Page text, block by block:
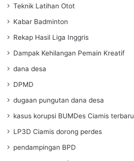
Teknik Latihan Otot
Kabar Badminton
Rekap Hasil Liga Inggris
Dampak Kehilangan Pemain Kreatif
dana desa
DPMD
dugaan pungutan dana desa
kasus korupsi BUMDes Ciamis terbaru
LP3D Ciamis dorong perdes
pendampingan BPD